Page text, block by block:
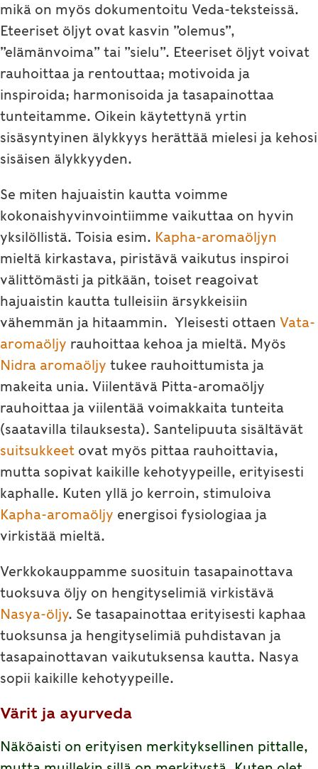
mikä on myös dokumentoitu Veda-teksteissä.
Eteeriset öljyt ovat kasvin ”olemus”,
”elämänvoima” tai ”sielu”. Eteeriset öljyt voivat
rauhoittaa ja rentouttaa; motivoida ja
inspiroida; harmonisoida ja tasapainottaa
tunteitamme. Oikein käytettynä yrtin
sisäsyntyinen älykkyys herättää mielesi ja kehosi
sisäisen älykkyyden.
Se miten hajuaistin kautta voimme
kokonaishyvinvointiimme vaikuttaa on hyvin
yksilöllistä. Toisia esim. Kapha-aromaöljyn
mieltä kirkastava, piristävä vaikutus inspiroi
välittömästi ja pitkään, toiset reagoivat
hajuaistin kautta tulleisiin ärsykkeisiin
vähemmän ja hitaammin. Yleisesti ottaen Vata-
aromaöljy rauhoittaa kehoa ja mieltä. Myös
Nidra aromaöljy tukee rauhoittumista ja
makeita unia. Viilentävä Pitta-aromaöljy
rauhoittaa ja viilentää voimakkaita tunteita
(saatavilla tilauksesta). Santelipuuta sisältävät
suitsukkeet ovat myös pittaa rauhoittavia,
mutta sopivat kaikille kehotyypeille, erityisesti
kaphalle. Kuten yllä jo kerroin, stimuloiva
Kapha-aromaöljy energisoi fysiologiaa ja
virkistää mieltä.
Verkkokauppamme suosituin tasapainottava
tuoksuva öljy on hengityselimiä virkistävä
Nasya-öljy. Se tasapainottaa erityisesti kaphaa
tuoksunsa ja hengityselimiä puhdistavan ja
tasapainottavan vaikutuksensa kautta. Nasya
sopii kaikille kehotyypeille.
Värit ja ayurveda
Näköaisti on erityisen merkityksellinen pittalle,